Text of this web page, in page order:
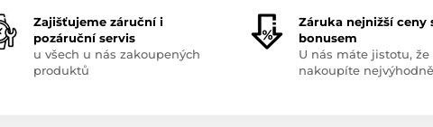
Zajišťujeme záruční i
pozáruční servis
u všech u nás zakoupených
produktů
Záruka nejnižší ceny
bonusem
U nás máte jistotu, že
nakoupíte